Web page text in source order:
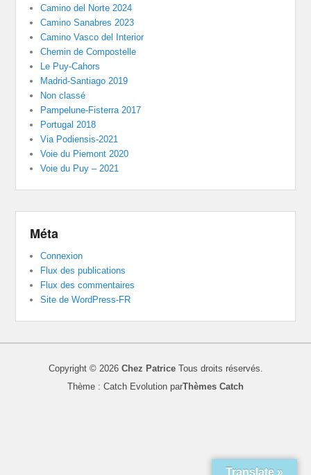
Camino del Norte 2024
Camino Sanabres 2023
Camino Vasco del Interior
Chemin de Compostelle
Le Puy-Cahors
Madrid-Santiago 2019
Non classé
Pampelune-Fisterra 2017
Portugal 2018
Via Podiensis-2021
Voie du Piemont 2020
Voie du Puy – 2021
Méta
Connexion
Flux des publications
Flux des commentaires
Site de WordPress-FR
Copyright © 2026 Chez PatriceTous droits réservés.
Thème : Catch Evolution parThèmes Catch
Translate »